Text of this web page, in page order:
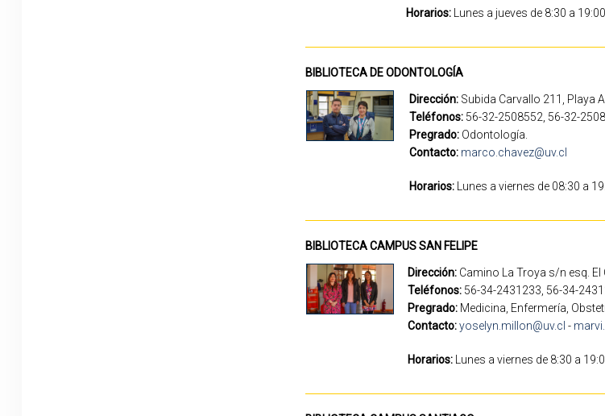
Horarios: Lunes a jueves de 8:30 a
BIBLIOTECA DE ODONTOLOGÍA
Dirección: Subida Carvallo 211, Playa
Teléfonos: 56-32-2508552, 56-32-
Pregrado: Odontología.
Contacto: marco.chavez@uv.cl
Horarios: Lunes a viernes
BIBLIOTECA CAMPUS SAN FELIPE
Dirección: Camino La Troya s/n esq. El
Teléfonos: 56-34-2431233, 56-34-
Pregrado: Medicina, Enfermería,
Contacto:yoselyn.millon@uv.cl -
Horarios: Lunes a viernes de 8:30 a